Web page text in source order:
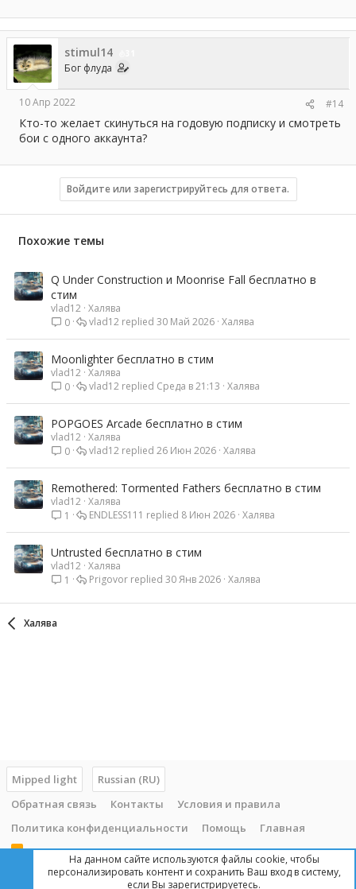
stimul14
Бог флуда
10 Апр 2022 #14
Кто-то желает скинуться на годовую подписку и смотреть
бои с одного аккаунта?
Войдите или зарегистрируйтесь для ответа.
Похожие темы
Q Under Construction и Moonrise Fall бесплатно в
стим
vlad12 Халява
0
Халява
30 Май 2026
vlad12
Moonlighter бесплатно в стим
vlad12 Халява
0
Халява
Среда в 21:13
vlad12
POPGOES Arcade бесплатно в стим
vlad12 Халява
0
Халява
26 Июн 2026
vlad12
Remothered: Tormented Fathers бесплатно в стим
vlad12 Халява
1
Халява
8 Июн 2026
ENDLESS111
Untrusted бесплатно в стим
vlad12 Халява
1
Халява
30 Янв 2026
Prigovor
Халява
Mipped light
Russian (RU)
Обратная связь
Контакты
Условия и правила
Политика конфиденциальности
Помощь Главная
R
На данном сайте используются файлы cookie, чтобы
персонализировать контент и сохранить Ваш вход в систему,
если Вы зарегистрируетесь.